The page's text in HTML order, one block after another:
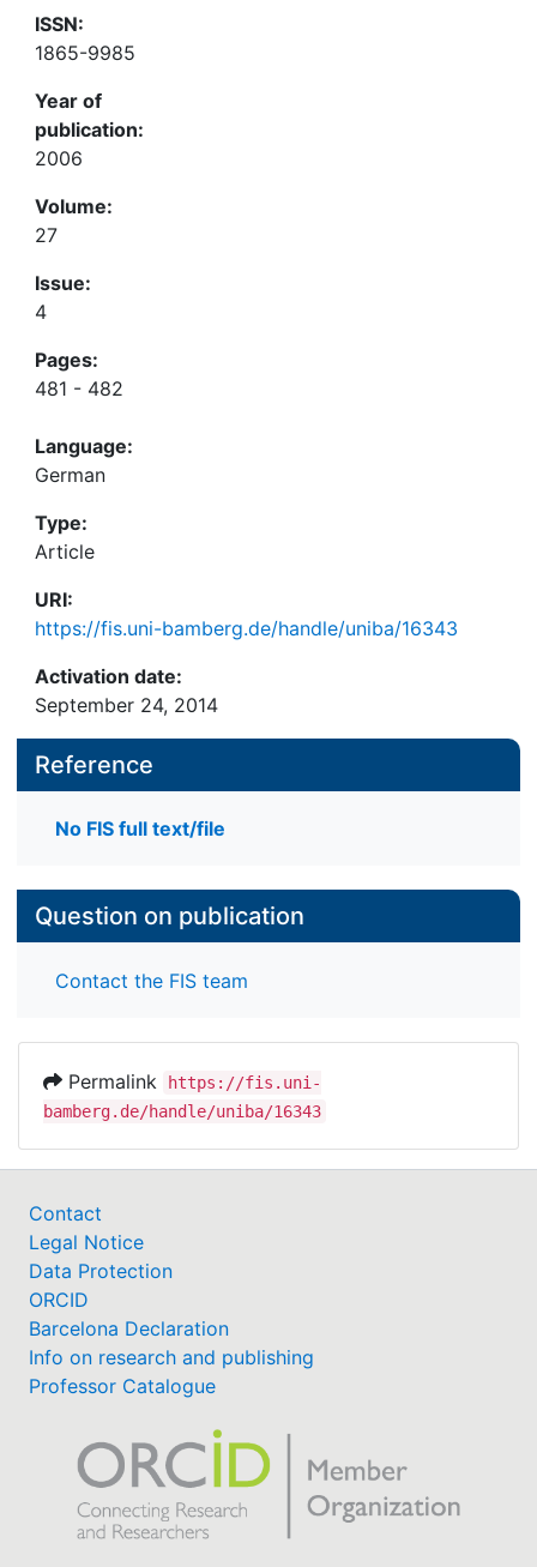
ISSN:
1865-9985
Year of
publication:
2006
Volume:
27
Issue:
4
Pages:
481 - 482
Language:
German
Type:
Article
URI:
https://fis.uni-bamberg.de/handle/uniba/16343
Activation date:
September 24, 2014
Reference
No FIS full text/file
Question on publication
Contact the FIS team
Permalink
https://fis.uni-
bamberg.de/handle/uniba/16343
Contact
Legal Notice
Data Protection
ORCID
Barcelona Declaration
Info on research and publishing
Professor Catalogue